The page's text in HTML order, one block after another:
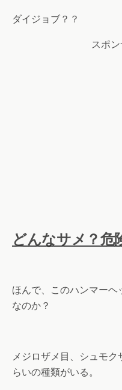
ダイジョブ？？
スポ
どんなサメ？危
ほんで、このハンマーヘ
なのか？
メジロザメ目、シュモク
らいの種類がいる。